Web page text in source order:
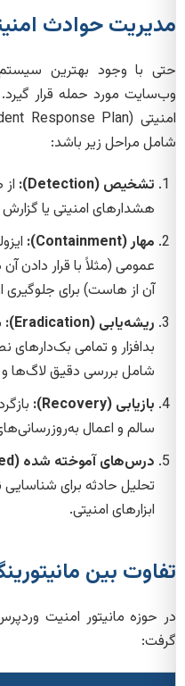
مدیریت حوادث
حتی با وجود بهترین
وب‌سایت مورد حمله قرار
شامل مراحل زیر باشد:
تشخیص (Detection):
هشدارهای امنیتی یا گزارش
مهار (Containment):
عمومی (مثلاً با قرار دادن
آن از هاست) برای
ریشه‌یابی (Eradication):
بدافزار و تمامی
شامل بررسی دقیق لاگ‌ها
بازیابی (Recovery):
سالم و اعمال
درس‌های آموخته شده (Lessons Learned):
تحلیل حادثه برای
ابزارهای امنیتی.
تفاوت بین
در حوزه مانیتور امنیت
گرفت: